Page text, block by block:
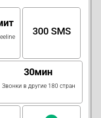
300 SMS
30мин
Звонки в другие 180 стран